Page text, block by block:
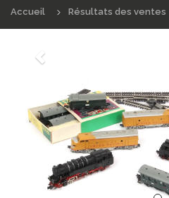
Accueil Résultats des ventes
Précédént